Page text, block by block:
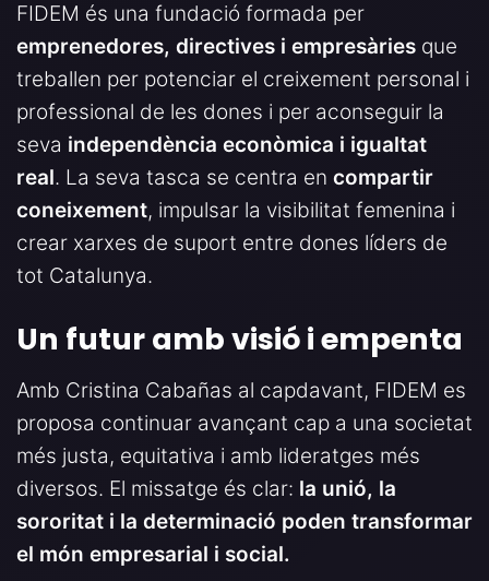
FIDEM és una fundació formada per
emprenedores, directives i empresàries que
treballen per potenciar el creixement personal i
professional de les dones i per aconseguir la
seva independència econòmica i igualtat
real. La seva tasca se centra en compartir
coneixement, impulsar la visibilitat femenina i
crear xarxes de suport entre dones líders de
tot Catalunya.
Un futur amb visió i empenta
Amb Cristina Cabañas al capdavant, FIDEM es
proposa continuar avançant cap a una societat
més justa, equitativa i amb lideratges més
diversos. El missatge és clar: la unió, la
sororitat i la determinació poden transformar
el món empresarial i social.